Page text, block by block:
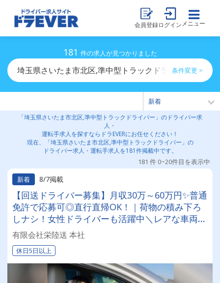
会員登録ログイン メニュー
181 件の求人が見つかりました
埼玉県さいたま市北区,準中型トラックドライバーのドラ
条件変更 >
「埼玉県さいたま市北区,準中型トラックドライバー」のドライバー求
人・
運転手求人を探すならドラEVERにお任せください！
現在、「埼玉県さいたま市北区,準中型トラックドライバー」の
ドライバー求人・運転手求人を181件掲載中です。
181 件 0~20件目を表示中
新着
8/7掲載
【回送ドライバー募集】月収30万～60万円✨普通
免許で応募可◎直行直帰OK！｜荷物の積み下ろ
しナシ！女性ドライバーも活躍中＼レアな車両に
乗れるチャンスも☆彡／
有限会社栄陸送 本社
休日5日以上